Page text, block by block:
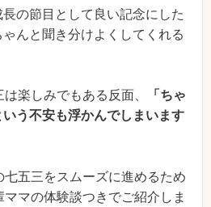
長の節目として良い記念にした
んと聞き分けよくしてくれる
楽しみでもある反面、
「ちゃ
う不安も浮かんでしまいます
五三をスムーズに進めるため
マの体験談つきでご紹介しま